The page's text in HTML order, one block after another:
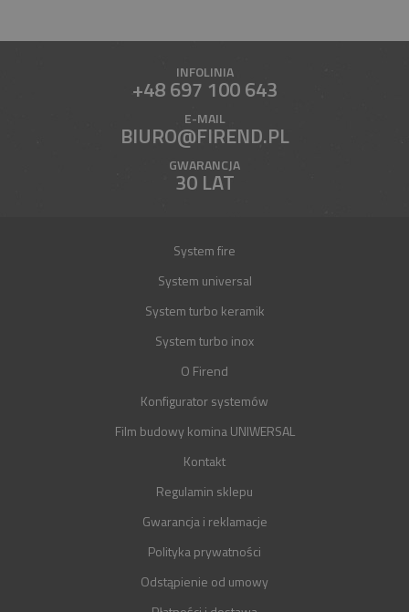
INFOLINIA
+48 697 100 643
E-MAIL
BIURO@FIREND.PL
GWARANCJA
30 LAT
System fire
System universal
System turbo keramik
System turbo inox
O Firend
Konfigurator systemów
Film budowy komina UNIWERSAL
Kontakt
Regulamin sklepu
Gwarancja i reklamacje
Polityka prywatności
Odstąpienie od umowy